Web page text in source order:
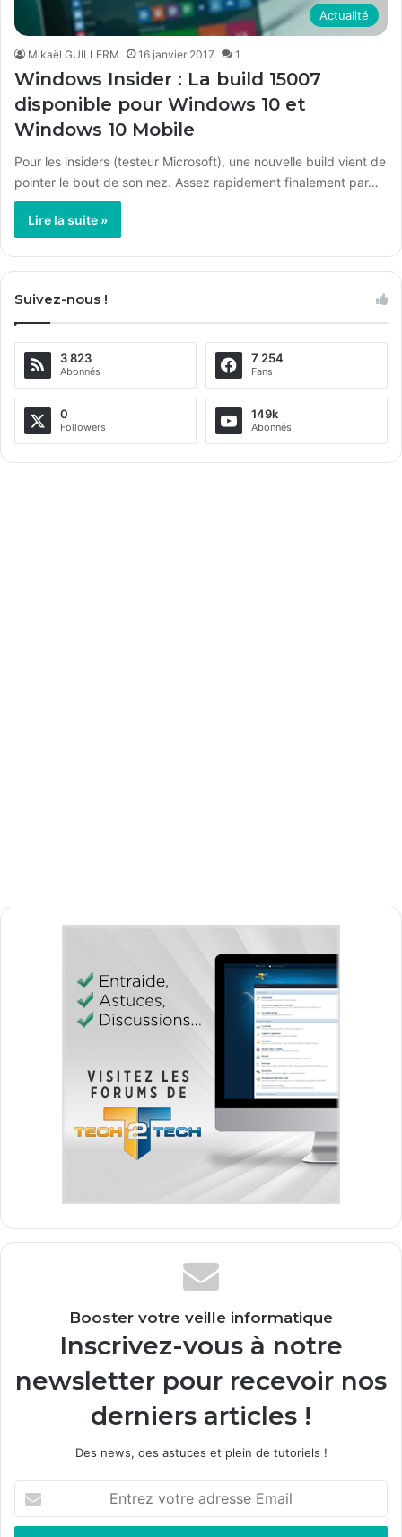
Actualité
Mikaël GUILLERM 16 janvier 2017 1
Windows Insider : La build 15007
disponible pour Windows 10 et
Windows 10 Mobile
Pour les insiders (testeur Microsoft), une nouvelle build vient de
pointer le bout de son nez. Assez rapidement finalement par…
Lire la suite »
Suivez-nous !
3 823
Abonnés
7 254
Fans
0
Followers
149k
Abonnés
Booster votre veille informatique
Inscrivez-vous à notre
newsletter pour recevoir nos
derniers articles !
Des news, des astuces et plein de tutoriels !
t